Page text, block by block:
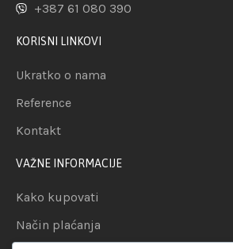
+387 61 080 390
KORISNI LINKOVI
Ukratko o nama
Reference
Kontakt
VAŽNE INFORMACIJE
Kako kupovati
Način plaćanja